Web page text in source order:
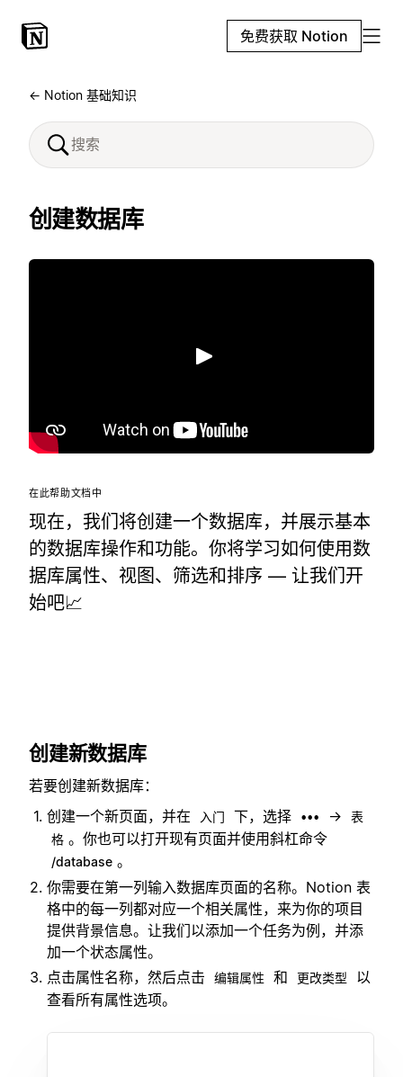
免费获取 Notion
← Notion 基础知识
创建数据库
播放
在此帮助文档中
现在，我们将创建一个数据库，并展示基本
的数据库操作和功能。你将学习如何使用数
据库属性、视图、筛选和排序 — 让我们开
始吧📈
创建新数据库
若要创建新数据库：
创建一个新页面，并在
入门 下，选择 ••• →
表
格 。你也可以打开现有页面并使用斜杠命令
/database 。
你需要在第一列输入数据库页面的名称。Notion 表
格中的每一列都对应一个相关属性，来为你的项目
提供背景信息。让我们以添加一个任务为例，并添
加一个状态属性。
点击属性名称，然后点击
编辑属性 和 更改类型
以
查看所有属性选项。